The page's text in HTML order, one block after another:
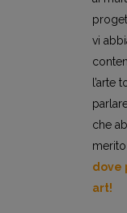
vi
l’arte
che
merito
dove
art!